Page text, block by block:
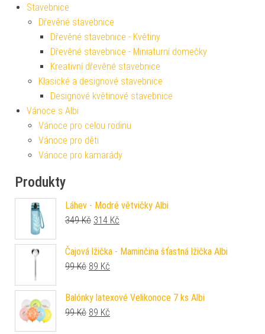
Stavebnice
Dřevěné stavebnice
Dřevěné stavebnice - Květiny
Dřevěné stavebnice - Miniaturní domečky
Kreativní dřevěné stavebnice
Klasické a designové stavebnice
Designové květinové stavebnice
Vánoce s Albi
Vánoce pro celou rodinu
Vánoce pro děti
Vánoce pro kamarády
Produkty
Láhev - Modré větvičky Albi
349Kč Původní cena byla: 349 Kč.
314 Kč
Čajová lžička - Maminčina šťastná lžička Albi
99Kč Původní cena byla: 99 Kč.
89 Kč
Balónky latexové Velikonoce 7 ks Albi
99Kč Původní cena byla: 99 Kč.
89 Kč